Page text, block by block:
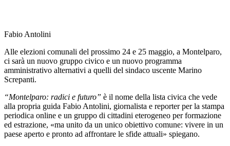
Fabio Antolini
Alle elezioni comunali del prossimo 24 e 25 maggio, a Montelparo,
ci sarà un nuovo gruppo civico e un nuovo programma
amministrativo alternativi a quelli del sindaco uscente Marino
Screpanti.
“Montelparo: radici e futuro” è il nome della lista civica che vede
alla propria guida Fabio Antolini, giornalista e reporter per la stampa
periodica online e un gruppo di cittadini eterogeneo per formazione
ed estrazione, «ma unito da un unico obiettivo comune: vivere in un
paese aperto e pronto ad affrontare le sfide attuali» spiegano.